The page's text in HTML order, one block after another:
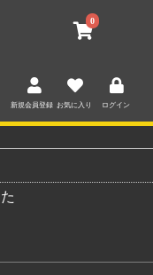
0
新規会員登録 お気に入り ログイン